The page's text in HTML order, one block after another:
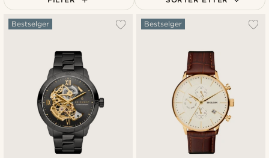
Mest populært
Laveste pris
Høyeste pris
Bestselger Bestselger